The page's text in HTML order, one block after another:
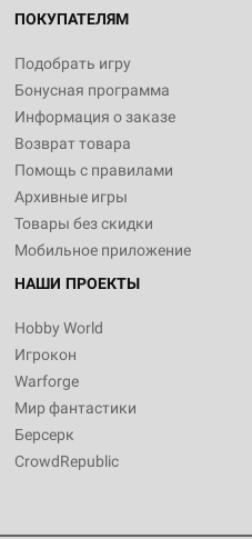
ПОКУПАТЕЛЯМ
Подобрать игру
Бонусная программа
Информация о заказе
Возврат товара
Помощь с правилами
Архивные игры
Товары без скидки
Мобильное приложение
НАШИ ПРОЕКТЫ
Hobby World
Игрокон
Warforge
Мир фантастики
Берсерк
CrowdRepublic